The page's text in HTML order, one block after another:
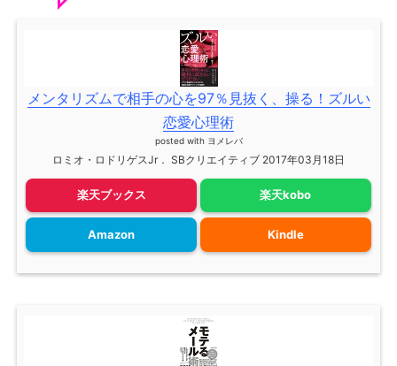
メンタリズムで相手の心を97％見抜く、操る！ズルい
恋愛心理術
posted with ヨメレバ
ロミオ・ロドリゲスJr． SBクリエイティブ 2017年03月18日
楽天ブックス 楽天kobo
Amazon Kindle